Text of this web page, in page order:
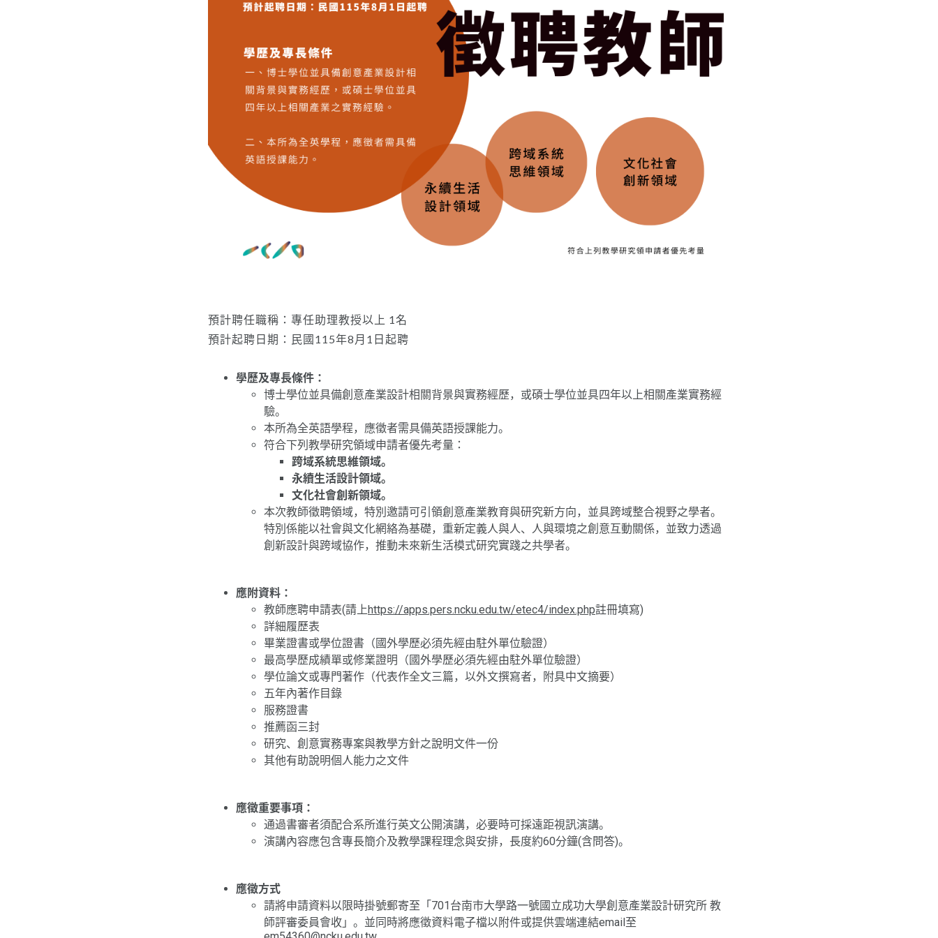
預計聘任職稱：專任助理教授以上 1名
預計起聘日期：民國115年8月1日起聘
學歷及專長條件：
博士學位並具備創意產業設計相關背景與實務經歷，或碩士學位並具四年以上相關產業實務經
驗。
本所為全英語學程，應徵者需具備英語授課能力。
符合下列教學研究領域申請者優先考量：
跨域系統思維領域。
永續生活設計領域。
文化社會創新領域。
本次教師徵聘領域，特別邀請可引領創意產業教育與研究新方向，並具跨域整合視野之學者。
特別係能以社會與文化網絡為基礎，重新定義人與人、人與環境之創意互動關係，並致力透過
創新設計與跨域協作，推動未來新生活模式研究實踐之共學者。
應附資料：
教師應聘申請表(請上https://apps.pers.ncku.edu.tw/etec4/index.php註冊填寫)
詳細履歷表
畢業證書或學位證書（國外學歷必須先經由駐外單位驗證）
最高學歷成績單或修業證明（國外學歷必須先經由駐外單位驗證）
學位論文或專門著作（代表作全文三篇，以外文撰寫者，附具中文摘要）
五年內著作目錄
服務證書
推薦函三封
研究、創意實務專案與教學方針之說明文件一份
其他有助說明個人能力之文件
應徵重要事項：
通過書審者須配合系所進行英文公開演講，必要時可採遠距視訊演講。
演講內容應包含專長簡介及教學課程理念與安排，長度約60分鐘(含問答)。
應徵方式
請將申請資料以限時掛號郵寄至「701台南市大學路一號國立成功大學創意產業設計研究所 教
師評審委員會收」。並同時將應徵資料電子檔以附件或提供雲端連結email至